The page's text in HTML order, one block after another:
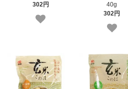
302円
40g
302円